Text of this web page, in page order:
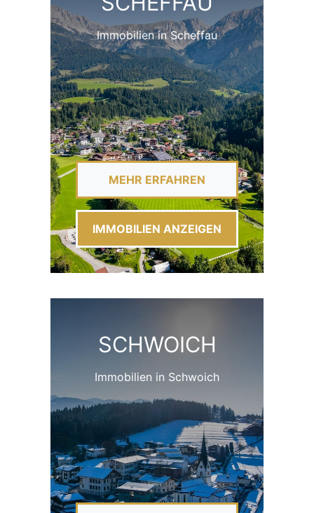
Immobilien in Scheffau
MEHR ERFAHREN
IMMOBILIEN ANZEIGEN
SCHWOICH
Immobilien in Schwoich